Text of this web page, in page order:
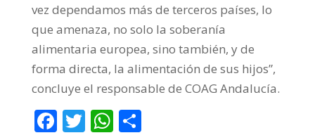
vez dependamos más de terceros países, lo
que amenaza, no solo la soberanía
alimentaria europea, sino también, y de
forma directa, la alimentación de sus hijos”,
concluye el responsable de COAG Andalucía.
F T W C